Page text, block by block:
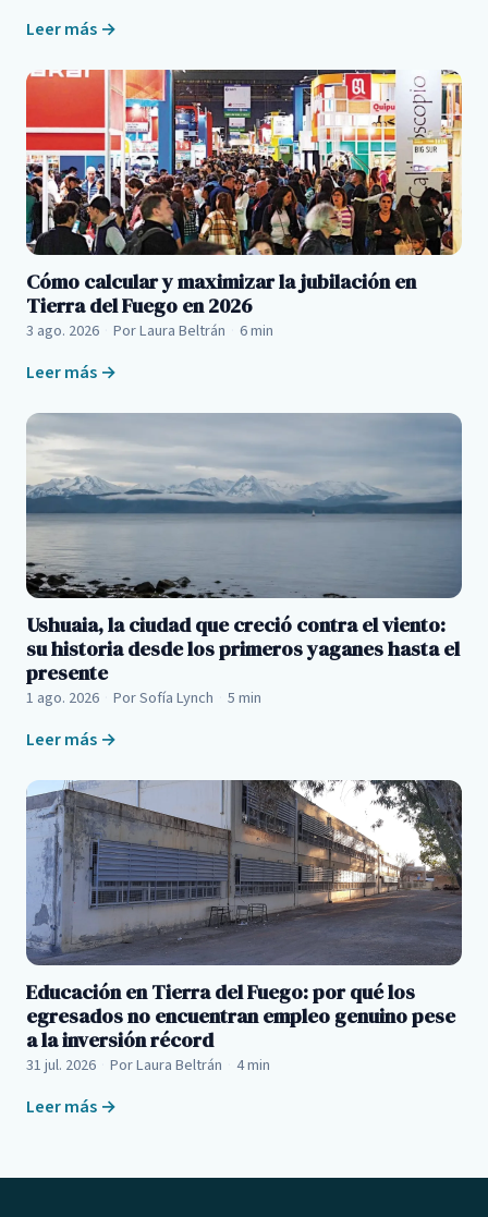
Leer más →
Cómo calcular y maximizar la jubilación en
Tierra del Fuego en 2026
3 ago. 2026 Por Laura Beltrán 6 min
Leer más →
Ushuaia, la ciudad que creció contra el viento:
su historia desde los primeros yaganes hasta el
presente
1 ago. 2026 Por Sofía Lynch 5 min
Leer más →
Educación en Tierra del Fuego: por qué los
egresados no encuentran empleo genuino pese
a la inversión récord
31 jul. 2026 Por Laura Beltrán 4 min
Leer más →